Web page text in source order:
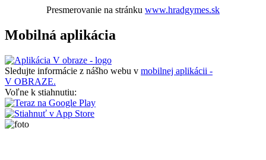
Presmerovanie na stránku www.hradgymes.sk
Mobilná aplikácia
Sledujte informácie z nášho webu v mobilnej aplikácii -
V OBRAZE.
Voľne k stiahnutiu: